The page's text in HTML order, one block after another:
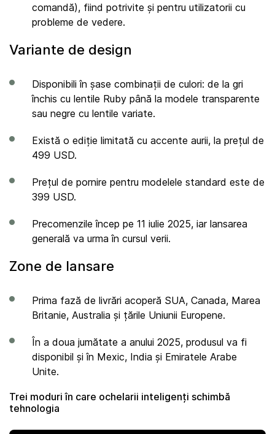
comandă), fiind potrivite și pentru utilizatorii cu
probleme de vedere.
Variante de design
Disponibili în șase combinații de culori: de la gri
închis cu lentile Ruby până la modele transparente
sau negre cu lentile variate.
Există o ediție limitată cu accente aurii, la prețul de
499 USD.
Prețul de pornire pentru modelele standard este de
399 USD.
Precomenzile încep pe 11 iulie 2025, iar lansarea
generală va urma în cursul verii.
Zone de lansare
Prima fază de livrări acoperă SUA, Canada, Marea
Britanie, Australia și țările Uniunii Europene.
În a doua jumătate a anului 2025, produsul va fi
disponibil și în Mexic, India și Emiratele Arabe
Unite.
Trei moduri în care ochelarii inteligenți schimbă
tehnologia